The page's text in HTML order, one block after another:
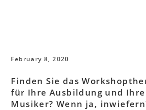
February 8, 2020
Finden Sie das
für Ihre Ausbildung und
Musiker? Wenn ja,